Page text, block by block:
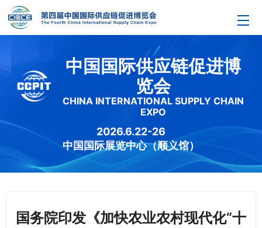
中国国际供应链促进博
览会
CHINA INTERNATIONAL SUPPLY CHAIN
EXPO
2026.6.22-26
中国国际展览中心（顺义馆）
国务院印发《加快农业农村现代化“十